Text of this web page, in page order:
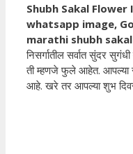
Shubh Sakal
whatsapp image,
marathi shubh
निसर्गातील सर्वात सुंदर
ती म्हणजे फुले आहेत. आपल्या
आहे. खरे तर आपल्या शुभ